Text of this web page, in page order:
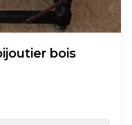
bois